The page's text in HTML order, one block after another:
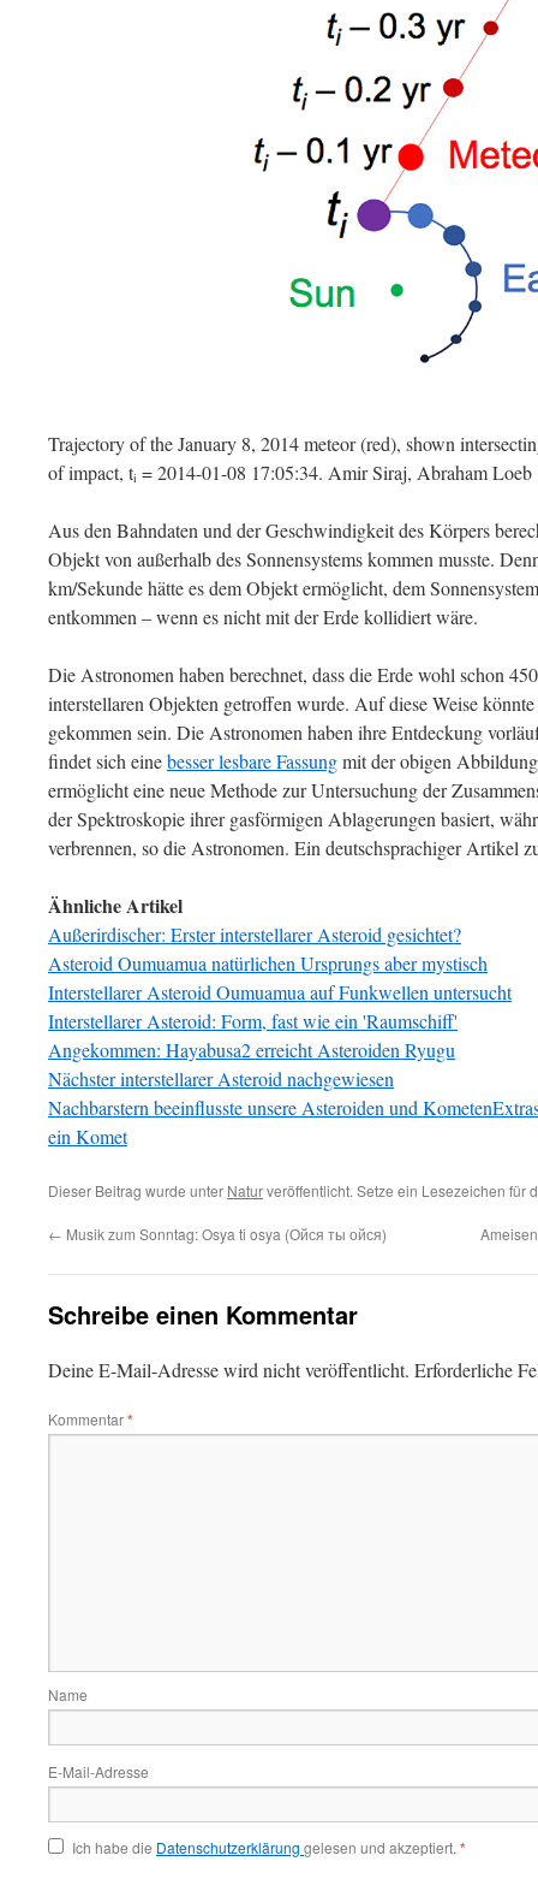
Trajectory of the January 8, 2014 meteor (red), shown
of impact, ti = 2014-01-08 17:05:34. Amir Siraj, Abraham Loeb
Aus den Bahndaten und der Geschwindigkeit des Körpers
Objekt von außerhalb des Sonnensystems kommen musste.
km/Sekunde hätte es dem Objekt ermöglicht, dem
entkommen – wenn es nicht mit der Erde kollidiert wäre.
Die Astronomen haben berechnet, dass die Erde wohl schon
interstellaren Objekten getroffen wurde. Auf diese Weise
gekommen sein. Die Astronomen haben ihre Entdeckung
findet sich einebesser lesbare Fassungmit der obigen
ermöglicht eine neue Methode zur Untersuchung der
der Spektroskopie ihrer gasförmigen Ablagerungen basiert,
verbrennen, so die Astronomen. Ein deutschsprachiger Artikel
Ähnliche Artikel
Außerirdischer: Erster interstellarer Asteroid gesichtet?
Asteroid Oumuamua natürlichen Ursprungs aber mystisch
Interstellarer Asteroid Oumuamua auf Funkwellen untersucht
Interstellarer Asteroid: Form, fast wie ein 'Raumschiff'
Angekommen: Hayabusa2 erreicht Asteroiden Ryugu
Nächster interstellarer Asteroid nachgewiesen
Nachbarstern beeinflusste unsere Asteroiden und Kometen
ein Komet
Dieser Beitrag wurde unter Naturveröffentlicht. Setze ein Lesezeichen für
← Musik zum Sonntag: Osya ti osya (Ойся ты ойся)
Schreibe einen Kommentar
Deine E-Mail-Adresse wird nicht veröffentlicht. Erforderliche
Kommentar*
Name
E-Mail-Adresse
Ich habe die Datenschutzerklärung gelesen und akzeptiert. *